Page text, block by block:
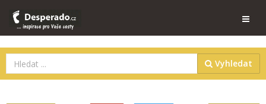
Vyhledat